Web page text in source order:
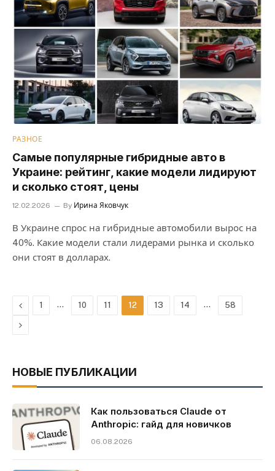
РАЗНОЕ
Самые популярные гибридные авто в
Украине: рейтинг, какие модели лидируют
и сколько стоят, цены
12.02.2026 By Ирина Яковчук
В Украине спрос на гибридные автомобили вырос на
40%. Какие модели стали лидерами рынка и сколько
они стоят в долларах.
Previous
1 … 10 11 12 13 14 … 58
Next
НОВЫЕ ПУБЛИКАЦИИ
Как пользоваться Claude от
Anthropic: гайд для новичков
06.08.2026